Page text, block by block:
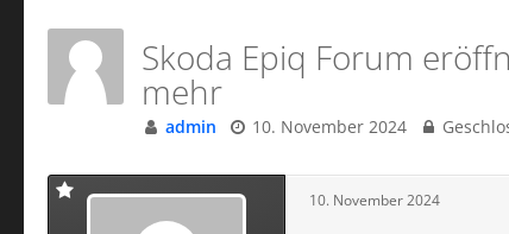
Skoda Epiq Forum
mehr
admin 10. November 2024
10. November 2024